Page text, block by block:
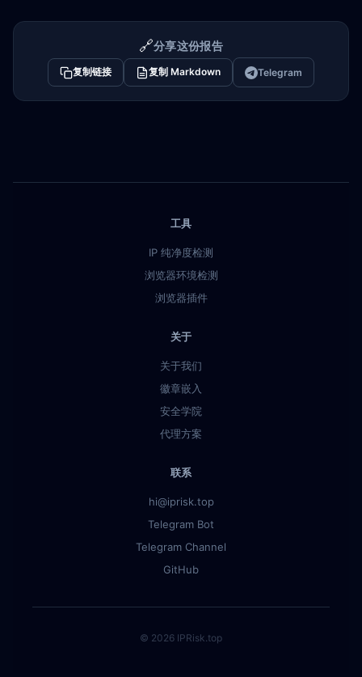
🔗分享这份报告
复制链接 复制 Markdown Telegram
工具
IP 纯净度检测
浏览器环境检测
浏览器插件
关于
关于我们
徽章嵌入
安全学院
代理方案
联系
hi@iprisk.top
Telegram Bot
Telegram Channel
GitHub
© 2026 IPRisk.top